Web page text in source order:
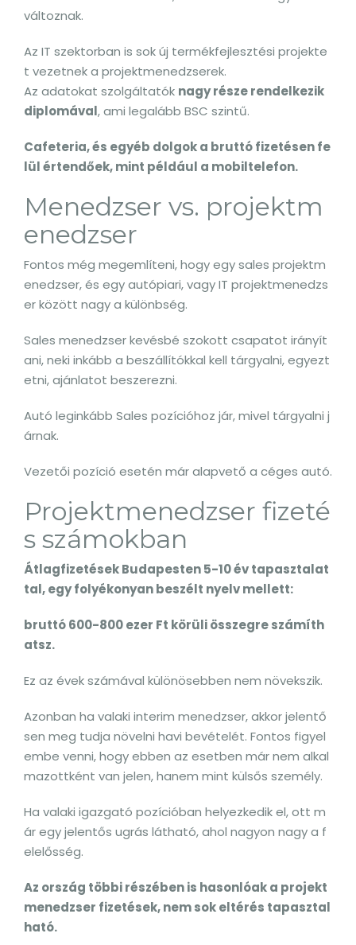
változnak.
Az IT szektorban is sok új termékfejlesztési projekte
t vezetnek a projektmenedzserek.
Az adatokat szolgáltatók nagy része rendelkezik
diplomával, ami legalább BSC szintű.
Cafeteria, és egyéb dolgok a bruttó fizetésen fe
lül értendőek, mint például a mobiltelefon.
Menedzser vs. projektm
enedzser
Fontos még megemlíteni, hogy egy sales projektm
enedzser, és egy autópiari, vagy IT projektmenedzs
er között nagy a különbség.
Sales menedzser kevésbé szokott csapatot irányít
ani, neki inkább a beszállítókkal kell tárgyalni, egyezt
etni, ajánlatot beszerezni.
Autó leginkább Sales pozícióhoz jár, mivel tárgyalni j
árnak.
Vezetői pozíció esetén már alapvető a céges autó.
Projektmenedzser fizeté
s számokban
Átlagfizetések Budapesten 5-10 év tapasztalat
tal, egy folyékonyan beszélt nyelv mellett:
bruttó 600-800 ezer Ft körüli összegre számíth
atsz.
Ez az évek számával különösebben nem növekszik.
Azonban ha valaki interim menedzser, akkor jelentő
sen meg tudja növelni havi bevételét. Fontos figyel
embe venni, hogy ebben az esetben már nem alkal
mazottként van jelen, hanem mint külsős személy.
Ha valaki igazgató pozícióban helyezkedik el, ott m
ár egy jelentős ugrás látható, ahol nagyon nagy a f
elelősség.
Az ország többi részében is hasonlóak a projekt
menedzser fizetések, nem sok eltérés tapasztal
ható.